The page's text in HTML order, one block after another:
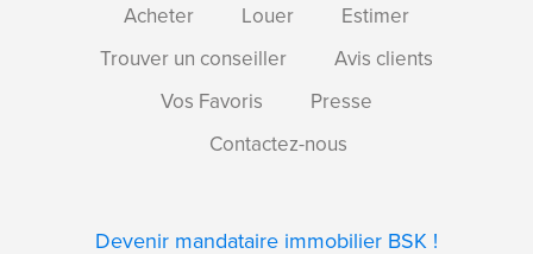
Acheter Louer
Estimer
Trouver un conseiller
Avis clients
Vos Favoris
Presse
Contactez-nous
Devenir mandataire immobilier BSK !